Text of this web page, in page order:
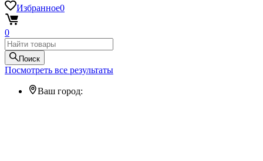
Избранное0
0
Поиск
Посмотреть все результаты
Ваш город: